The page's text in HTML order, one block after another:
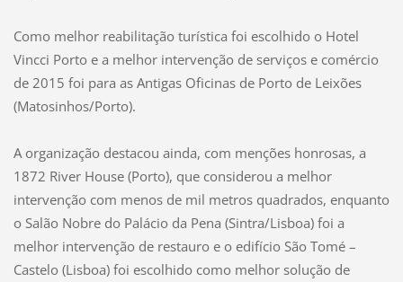
Como melhor reabilitação turística foi escolhido o Hotel
Vincci Porto e a melhor intervenção de serviços e comércio
de 2015 foi para as Antigas Oficinas de Porto de Leixões
(Matosinhos/Porto).
A organização destacou ainda, com menções honrosas, a
1872 River House (Porto), que considerou a melhor
intervenção com menos de mil metros quadrados, enquanto
o Salão Nobre do Palácio da Pena (Sintra/Lisboa) foi a
melhor intervenção de restauro e o edifício São Tomé –
Castelo (Lisboa) foi escolhido como melhor solução de